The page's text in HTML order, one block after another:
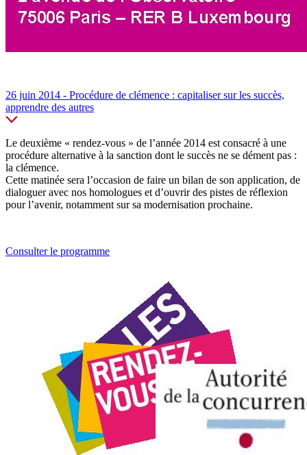
26 juin 2014 - Procédure de clémence : capitaliser sur les succès,
apprendre des autres
Le deuxième « rendez-vous » de l’année 2014 est consacré à une
procédure alternative à la sanction dont le succès ne se dément pas :
la clémence.
Cette matinée sera l’occasion de faire un bilan de son application, de
dialoguer avec nos homologues et d’ouvrir des pistes de réflexion
pour l’avenir, notamment sur sa modernisation prochaine.
Consulter le programme